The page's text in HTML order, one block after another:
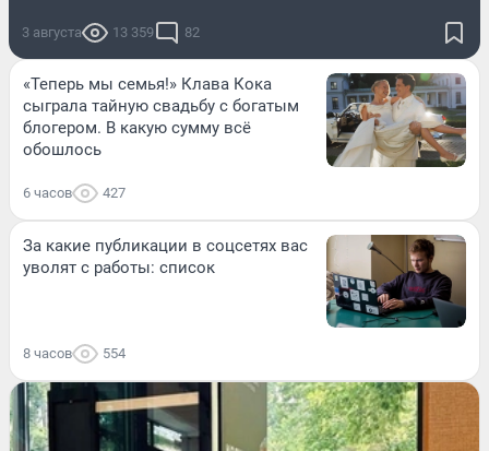
3 августа 13 359 82
«Теперь мы семья!» Клава Кока
сыграла тайную свадьбу с богатым
блогером. В какую сумму всё
обошлось
6 часов 427
За какие публикации в соцсетях вас
уволят с работы: список
8 часов 554